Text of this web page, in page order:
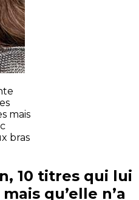
mais
bras
10 titres qui lui
qu’elle n’a